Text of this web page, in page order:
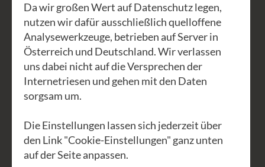
stützt sie. Behutsam entdecken und
entfalten wir so neue stimmliche
Möglichkeiten, und kreiieren
gemeinsam neue, spontane Gesänge.
Ja wir horchen und lauschen nach Innen
daraus neue Klangcluster... ja wir
improvisieren, mal ganz frei und
Da wir großen Wert auf Datenschutz legen,
nutzen wir dafür ausschließlich quelloffene
Analysewerkzeuge, betrieben auf Server in
Österreich und Deutschland. Wir verlassen
uns dabei nicht auf die Versprechen der
Internetriesen und gehen mit den Daten
sorgsam um.
Die Einstellungen lassen sich jederzeit über
den Link "Cookie-Einstellungen" ganz unten
auf der Seite anpassen.